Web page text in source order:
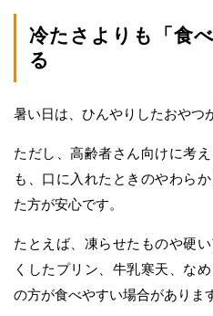
冷たさよりも「食
る
暑い日は、ひんやりしたおやつ
ただし、高齢者さん向けに考
も、口に入れたときのやわら
た方が安心です。
たとえば、凍らせたものや硬
くしたプリン、牛乳寒天、な
の方が食べやすい場合がありま